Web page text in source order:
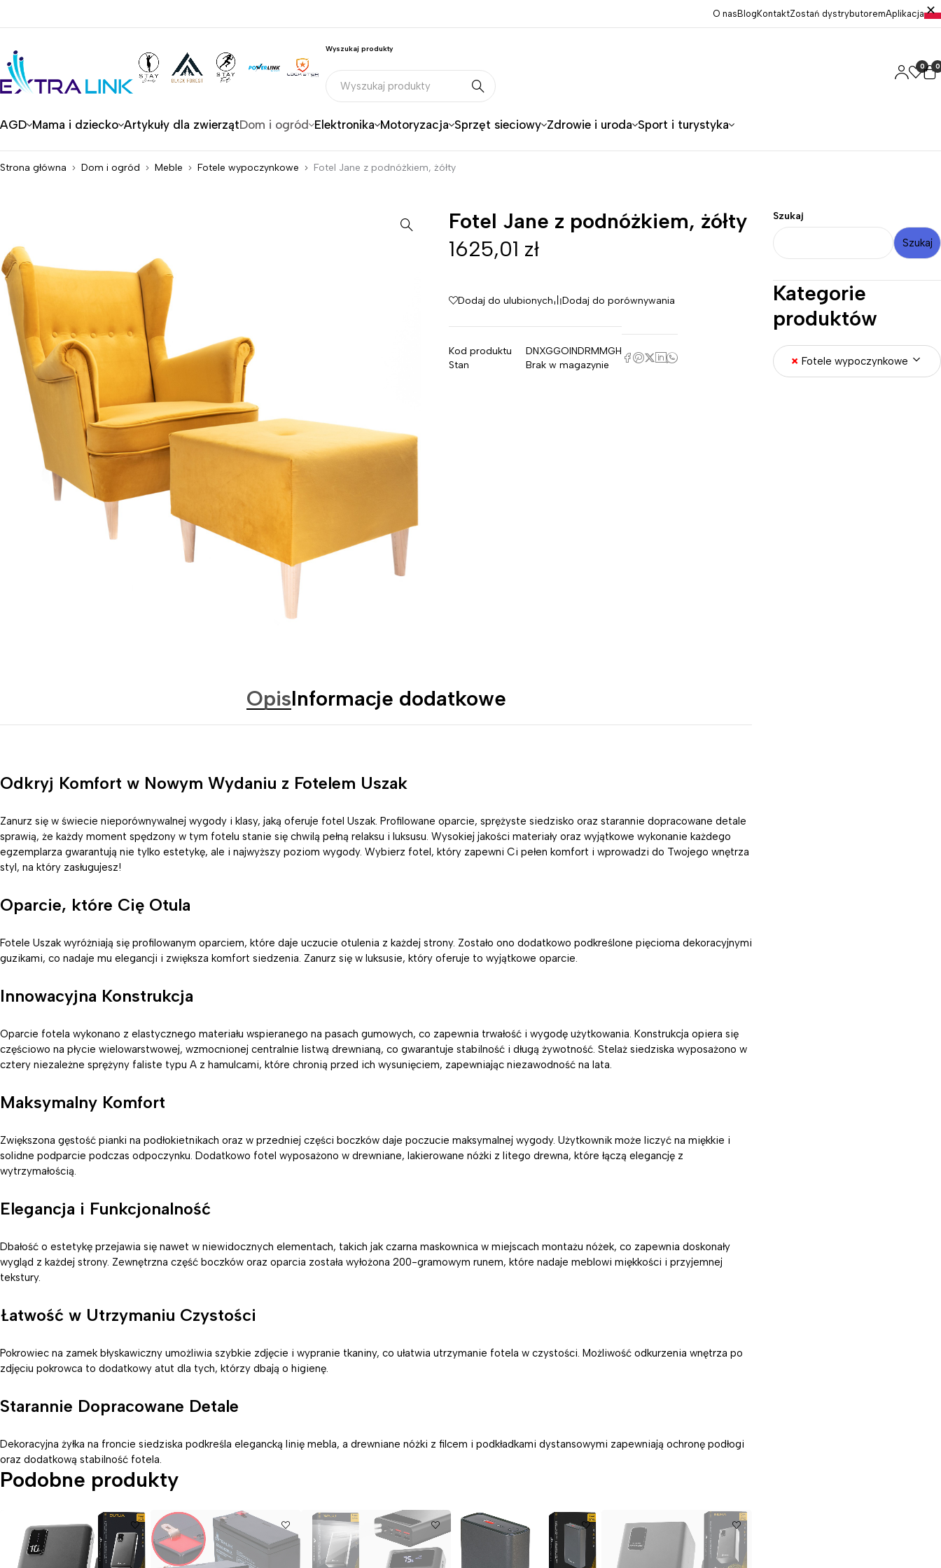
O nas Blog KontaktZostań dystrybutoremAplikacja
Wyszukaj produkty
0 0
AGD Mama i dziecko Artykuły dla zwierzątDom i ogród Elektronika Motoryzacja Sprzęt sieciowy Zdrowie i uroda Sport i turystyka
Strona główna Dom i ogród Meble Fotele wypoczynkowe Fotel Jane z podnóżkiem, żółty
Fotel Jane z podnóżkiem, żółty
1625,01 zł
Dodaj do ulubionych Dodaj do porównywania
Kod produktu
DNXGGOINDRMMGH
Stan
Brak w magazynie
OpisInformacje dodatkowe
Odkryj Komfort w Nowym Wydaniu z Fotelem Uszak
Zanurz się w świecie nieporównywalnej wygody i klasy, jaką oferuje fotel Uszak. Profilowane oparcie, sprężyste siedzisko oraz starannie dopracowane detale
sprawią, że każdy moment spędzony w tym fotelu stanie się chwilą pełną relaksu i luksusu. Wysokiej jakości materiały oraz wyjątkowe wykonanie każdego
egzemplarza gwarantują nie tylko estetykę, ale i najwyższy poziom wygody. Wybierz fotel, który zapewni Ci pełen komfort i wprowadzi do Twojego wnętrza
styl, na który zasługujesz!
Oparcie, które Cię Otula
Fotele Uszak wyróżniają się profilowanym oparciem, które daje uczucie otulenia z każdej strony. Zostało ono dodatkowo podkreślone pięcioma dekoracyjnymi
guzikami, co nadaje mu elegancji i zwiększa komfort siedzenia. Zanurz się w luksusie, który oferuje to wyjątkowe oparcie.
Innowacyjna Konstrukcja
Oparcie fotela wykonano z elastycznego materiału wspieranego na pasach gumowych, co zapewnia trwałość i wygodę użytkowania. Konstrukcja opiera się
częściowo na płycie wielowarstwowej, wzmocnionej centralnie listwą drewnianą, co gwarantuje stabilność i długą żywotność. Stelaż siedziska wyposażono w
cztery niezależne sprężyny faliste typu A z hamulcami, które chronią przed ich wysunięciem, zapewniając niezawodność na lata.
Maksymalny Komfort
Zwiększona gęstość pianki na podłokietnikach oraz w przedniej części boczków daje poczucie maksymalnej wygody. Użytkownik może liczyć na miękkie i
solidne podparcie podczas odpoczynku. Dodatkowo fotel wyposażono w drewniane, lakierowane nóżki z litego drewna, które łączą elegancję z
wytrzymałością.
Elegancja i Funkcjonalność
Dbałość o estetykę przejawia się nawet w niewidocznych elementach, takich jak czarna maskownica w miejscach montażu nóżek, co zapewnia doskonały
wygląd z każdej strony. Zewnętrzna część boczków oraz oparcia została wyłożona 200-gramowym runem, które nadaje meblowi miękkości i przyjemnej
tekstury.
Łatwość w Utrzymaniu Czystości
Pokrowiec na zamek błyskawiczny umożliwia szybkie zdjęcie i wypranie tkaniny, co ułatwia utrzymanie fotela w czystości. Możliwość odkurzenia wnętrza po
zdjęciu pokrowca to dodatkowy atut dla tych, którzy dbają o higienę.
Starannie Dopracowane Detale
Dekoracyjna żyłka na froncie siedziska podkreśla elegancką linię mebla, a drewniane nóżki z filcem i podkładkami dystansowymi zapewniają ochronę podłogi
oraz dodatkową stabilność fotela.
Podobne produkty
Szukaj
Szukaj
Kategorie
produktów
× Fotele wypoczynkowe